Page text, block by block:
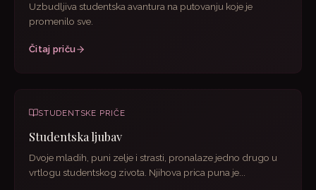
Uzbudljiva studentska avantura na putovanju koje je
promenilo sve.
Čitaj priču
STUDENTSKE PRIČE
Studentska ljubav
Dvoje mladih, puni zelje i strasti, pronalaze jedno drugo u
vrtlogu studentskog zivota. Njihova prica puna je...